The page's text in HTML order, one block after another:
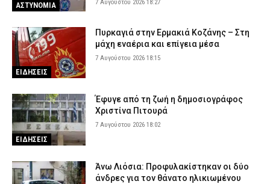
ΑΣΤΥΝΟΜΙΑ 7 Αυγούστου 2026 18:27
ΕΙΔΗΣΕΙΣ
Πυρκαγιά στην Ερμακιά Κοζάνης – Στη
μάχη εναέρια και επίγεια μέσα
7 Αυγούστου 2026 18:15
ΕΙΔΗΣΕΙΣ
Έφυγε από τη ζωή η δημοσιογράφος
Χριστίνα Πιτουρά
7 Αυγούστου 2026 18:02
Άνω Λιόσια: Προφυλακίστηκαν οι δύο
άνδρες για τον θάνατο ηλικιωμένου